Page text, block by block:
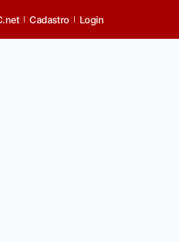
Cadastro Login